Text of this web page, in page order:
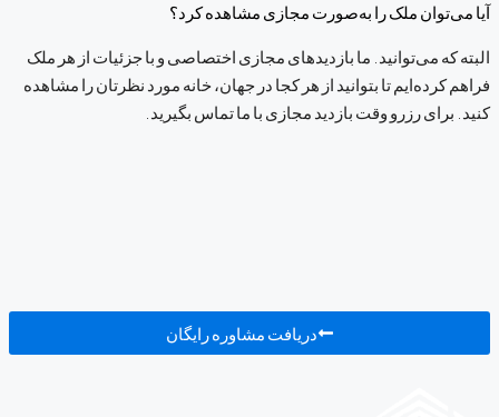
آیا می‌توان ملک را به‌صورت مجازی مشاهده کرد؟
البته که می‌توانید. ما بازدیدهای مجازی اختصاصی و با جزئیات از هر ملک
فراهم کرده‌ایم تا بتوانید از هر کجا در جهان، خانه مورد نظرتان را مشاهده
کنید. برای رزرو وقت بازدید مجازی با ما تماس بگیرید.
دریافت مشاوره رایگان